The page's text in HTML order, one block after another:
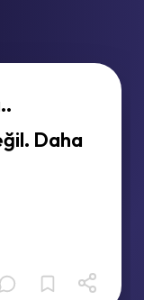
Daha